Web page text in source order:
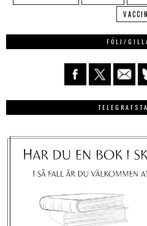
VACCIN
FÖLJ/